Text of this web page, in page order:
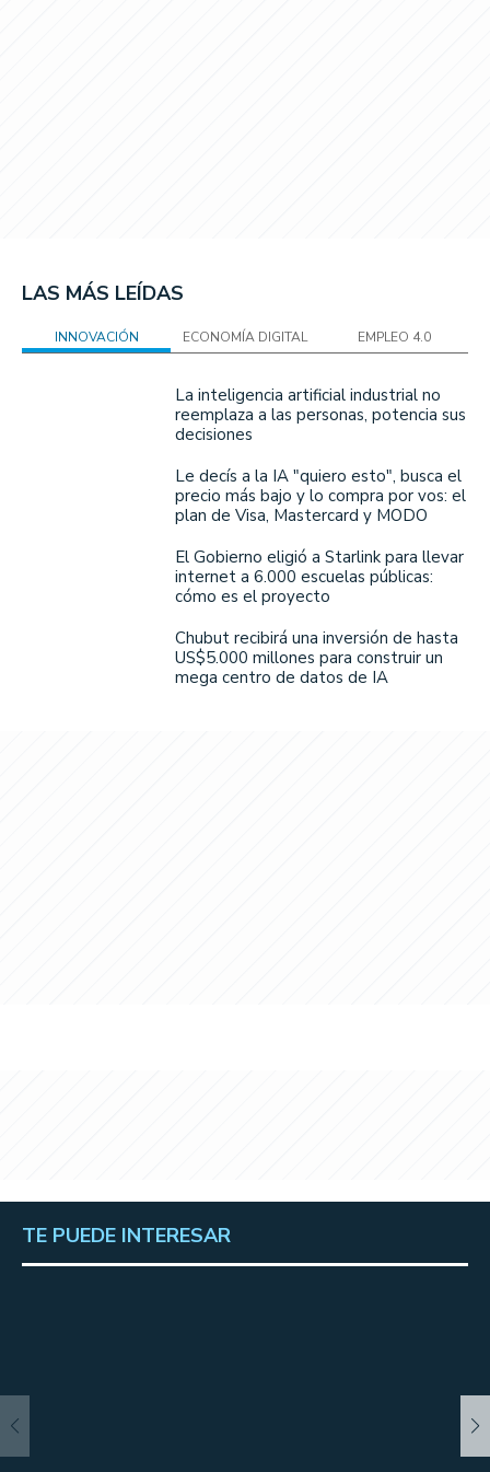
LAS MÁS LEÍDAS
INNOVACIÓN ECONOMÍA DIGITAL EMPLEO 4.0
La inteligencia artificial industrial no
reemplaza a las personas, potencia sus
decisiones
Le decís a la IA "quiero esto", busca el
precio más bajo y lo compra por vos: el
plan de Visa, Mastercard y MODO
El Gobierno eligió a Starlink para llevar
internet a 6.000 escuelas públicas:
cómo es el proyecto
Chubut recibirá una inversión de hasta
US$5.000 millones para construir un
mega centro de datos de IA
TE PUEDE INTERESAR